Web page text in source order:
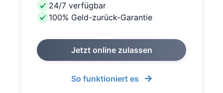
24/7 verfügbar
100% Geld-zurück-Garantie
Jetzt online zulassen
So funktioniert es